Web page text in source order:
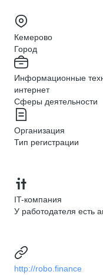
Кемерово
Город
Информационные
интернет
Сферы деятельности
Организация
Тип регистрации
IT-компания
У работодателя есть
http://robo.finance